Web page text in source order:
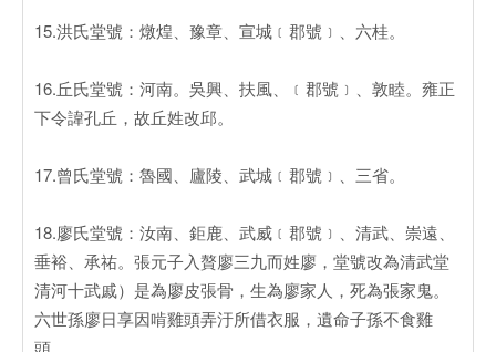
15.洪氏堂號：燉煌、豫章、宣城﹝郡號﹞、六桂。
16.丘氏堂號：河南。吳興、扶風、﹝郡號﹞、敦睦。雍正
下令諱孔丘，故丘姓改邱。
17.曾氏堂號：魯國、廬陵、武城﹝郡號﹞、三省。
18.廖氏堂號：汝南、鉅鹿、武威﹝郡號﹞、清武、崇遠、
垂裕、承祐。張元子入贅廖三九而姓廖，堂號改為清武堂
清河十武戚）是為廖皮張骨，生為廖家人，死為張家鬼。
六世孫廖日享因啃雞頭弄汙所借衣服，遺命子孫不食雞